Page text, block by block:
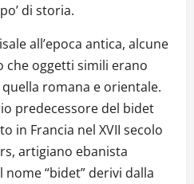
di storia.
all’epoca antica, alcune
che oggetti simili erano
romana e orientale.
predecessore del bidet
in Francia nel XVII secolo
artigiano ebanista
nome “bidet” derivi dalla